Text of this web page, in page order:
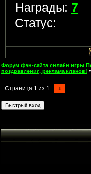
Награды: 7
Статус:
Форум фан-сайта онлайн игры
поздравления, реклама кланов! »
Страница 1 из 1 1